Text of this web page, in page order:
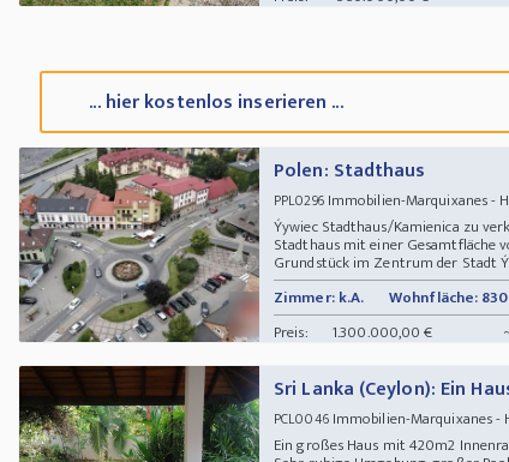
... hier kostenlos inserieren ...
Polen: Stadthaus
PPL0296Immobilien-Marquixanes -
Ýywiec Stadthaus/Kamienica zu
Stadthaus mit einer Gesamtfläche
Grundstück im Zentrum der Stadt
Zimmer: k.A.
Wohnfläche:
Preis:
1.300.000,00 €
Sri Lanka (Ceylon): Ein
PCL0046Immobilien-Marquixanes -
Ein großes Haus mit 420m2